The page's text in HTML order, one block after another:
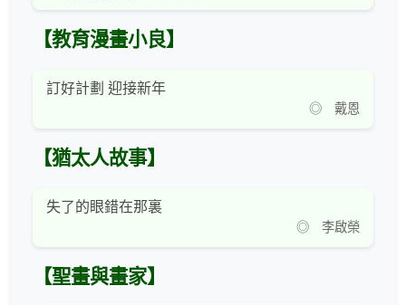
【教育漫畫小良】
訂好計劃 迎接新年
◎ 戴恩
【猶太人故事】
失了的眼錯在那裏
◎ 李啟榮
【聖畫與畫家】